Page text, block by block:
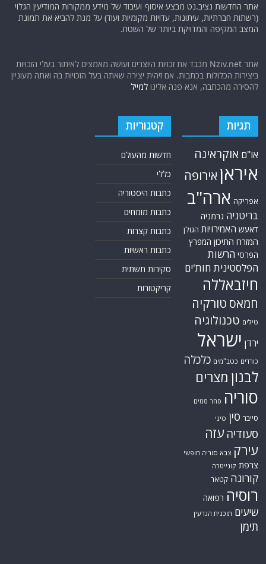
אתר החדשות נציב.נט מבצע איסוף ועיבוד של מידע ממקורות המודיעין הגלוי
(רשתות חברתיות, עיתונות, עדויות מקומיות ועוד) על מנת להביא את תמונת
המצב המקיפה והמדויקת ביותר של השטח.
אתר Nziv.net מכבד את זכויות היוצרים ועושה מאמצים לאיתור בעלי הזכויות
ביצירות הכלולות בכתבות. אם זיהית יצירה שאתה בעל הזכויות בה ואתה מעוניין
להסירה מהכתבה, אנא פנה אלינולמייל
תגיות
או"ם אוקראינה
איראן אירופה
אפריקה ארה"ב
בריטניה גרמניה
דאעש האמירויות הגולן
המזרח התיכון המפרץ
הפרסי הרשות
הפלסטינית חות'ים
חיזבאללה
חמאס טורקיה
טילים טכנולוגיה
ירדן ישראל
כורדים כטב"מים כלכלה
לבנון מצרים
סוריה סחר סמים
סייבר סין סיני
סעודיה עזה
עירק צבא סוריה חופשי
צרפת קונייטרה
קורונה קטאר
רוסיה רפואה
שיעים תוכנית הגרעין
תימן
קטגוריות
חדשות מהעולם
כללי
כתבות היסטוריה
כתבות מומחים
כתבות קצרות
כתבות ראשיות
סקירות תשתית
קריקטורות